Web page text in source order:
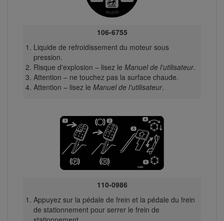
106-6755
Liquide de refroidissement du moteur sous
pression.
Risque d'explosion – lisez le Manuel de l'utilisateur.
Attention – ne touchez pas la surface chaude.
Attention – lisez le Manuel de l'utilisateur.
110-0986
Appuyez sur la pédale de frein et la pédale du frein
de stationnement pour serrer le frein de